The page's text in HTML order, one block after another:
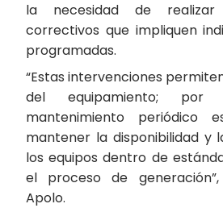
la necesidad de realizar
correctivos que impliquen
programadas.
“Estas intervenciones
del equipamiento;
mantenimiento periódico
mantener la disponibilidad y
los equipos dentro de
el proceso de
Apolo.